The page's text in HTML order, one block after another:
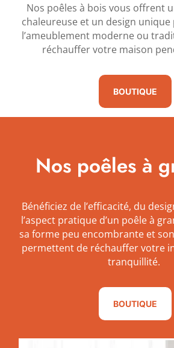
Nos poêles à bois vous offrent
chaleureuse et un design unique
l’ameublement moderne ou
réchauffer votre maison
BOUTIQUE
Nos poêles à
Bénéficiez de l’efficacité, du
l’aspect pratique d’un poêle à
sa forme peu encombrante et
permettent de réchauffer votre
tranquillité.
BOUTIQUE